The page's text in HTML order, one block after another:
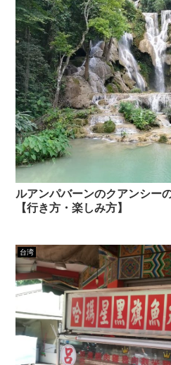
ルアンパバーンのクアンシー
【行き方・楽しみ方】
台湾